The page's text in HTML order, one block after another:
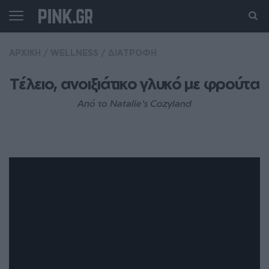
Τέλειο, ανοιξιάτικο γλυκό με φρούτα
Από το Natalie's Cozyland